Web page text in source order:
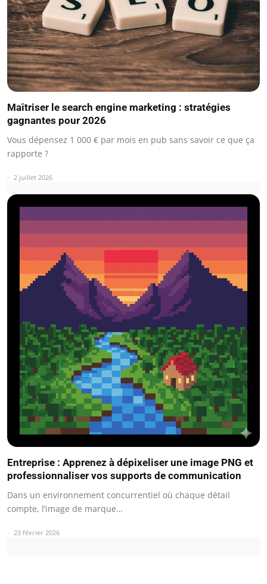
Maîtriser le search engine marketing : stratégies
gagnantes pour 2026
Vous dépensez 1 000 € par mois en pub sans savoir ce que ça
rapporte ?
2 juillet 2026
Entreprise : Apprenez à dépixeliser une image PNG et
professionnaliser vos supports de communication
Dans un environnement concurrentiel où chaque détail
compte, l’image de marque…
23 février 2026